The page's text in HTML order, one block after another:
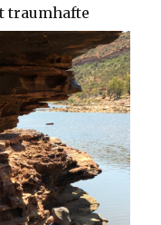
traumhafte